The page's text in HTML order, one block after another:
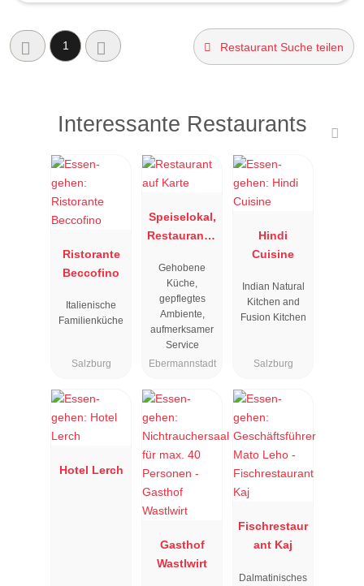
1 Restaurant Suche teilen
Interessante Restaurants
Ristorante
Beccofino
Italienische
Familienküche
Salzburg
Speiselokal,
Restaurant "
"
Gehobene
Küche,
gepflegtes
Ambiente,
aufmerksamer
Service
Ebermannstadt
Hindi
Cuisine
Indian Natural
Kitchen and
Fusion Kitchen
Salzburg
Hotel Lerch
Gasthof
Wastlwirt
Fischrestaur
ant Kaj
Dalmatinisches